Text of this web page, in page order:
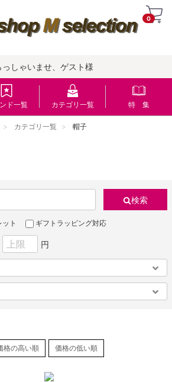
0
っしゃいませ、ゲスト様
ド一覧 カテゴリ一覧 特 集
カテゴリ一覧 帽子
検索
ト ギフトラッピング対応
円
格の高い順 価格の低い順